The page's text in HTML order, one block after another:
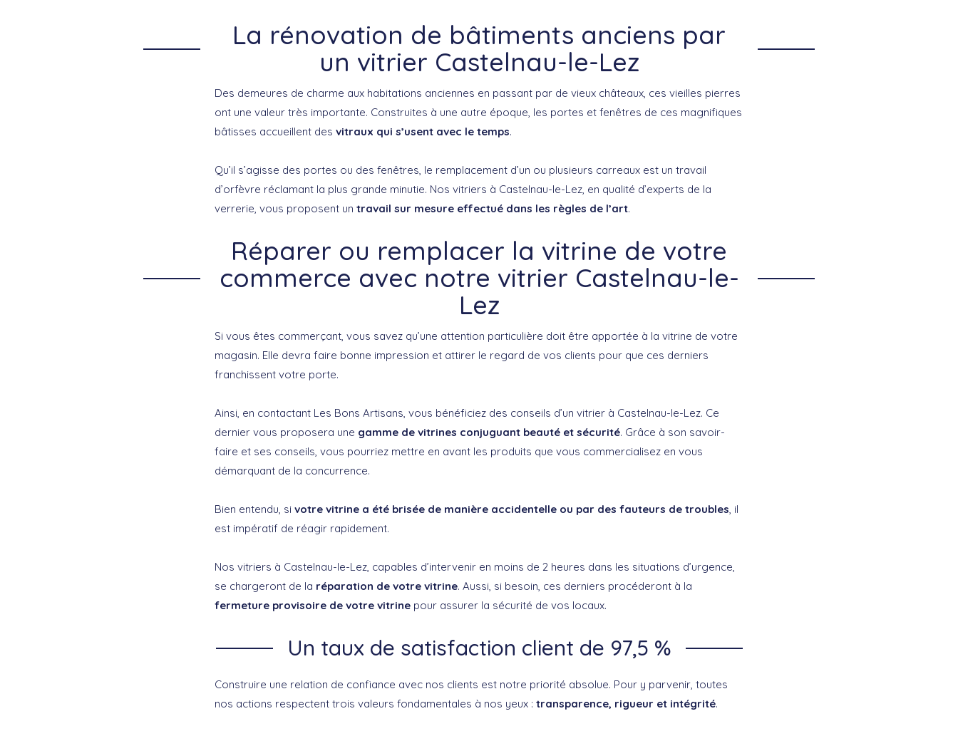
La rénovation de bâtiments anciens par
un vitrier Castelnau-le-Lez
Des demeures de charme aux habitations anciennes en passant par de vieux châteaux, ces vieilles pierres
ont une valeur très importante. Construites à une autre époque, les portes et fenêtres de ces magnifiques
bâtisses accueillent des vitraux qui s’usent avec le temps.
Qu’il s’agisse des portes ou des fenêtres, le remplacement d’un ou plusieurs carreaux est un travail
d’orfèvre réclamant la plus grande minutie. Nos vitriers à Castelnau-le-Lez, en qualité d’experts de la
verrerie, vous proposent un travail sur mesure effectué dans les règles de l’art.
Réparer ou remplacer la vitrine de votre
commerce avec notre vitrier Castelnau-le-
Lez
Si vous êtes commerçant, vous savez qu’une attention particulière doit être apportée à la vitrine de votre
magasin. Elle devra faire bonne impression et attirer le regard de vos clients pour que ces derniers
franchissent votre porte.
Ainsi, en contactant Les Bons Artisans, vous bénéficiez des conseils d’un vitrier à Castelnau-le-Lez. Ce
dernier vous proposera une gamme de vitrines conjuguant beauté et sécurité. Grâce à son savoir-
faire et ses conseils, vous pourriez mettre en avant les produits que vous commercialisez en vous
démarquant de la concurrence.
Bien entendu, si votre vitrine a été brisée de manière accidentelle ou par des fauteurs de troubles, il
est impératif de réagir rapidement.
Nos vitriers à Castelnau-le-Lez, capables d’intervenir en moins de 2 heures dans les situations d’urgence,
se chargeront de la réparation de votre vitrine. Aussi, si besoin, ces derniers procéderont à la
fermeture provisoire de votre vitrine pour assurer la sécurité de vos locaux.
Un taux de satisfaction client de 97,5 %
Construire une relation de confiance avec nos clients est notre priorité absolue. Pour y parvenir, toutes
nos actions respectent trois valeurs fondamentales à nos yeux : transparence, rigueur et intégrité.